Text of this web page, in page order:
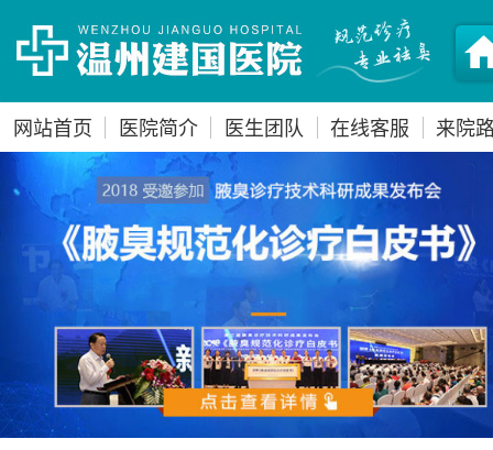
网站首页 医院简介 医生团队 在线客服 来院